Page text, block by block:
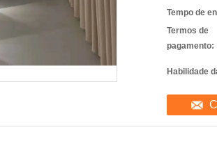
Tempo de
Termos de
pagamento:
Habilidade